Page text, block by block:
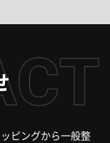
ピングから一般整